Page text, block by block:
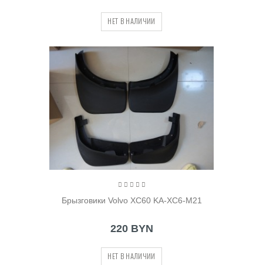
НЕТ В НАЛИЧИИ
Брызговики Volvo XC60 KA-XC6-M21
220 BYN
НЕТ В НАЛИЧИИ